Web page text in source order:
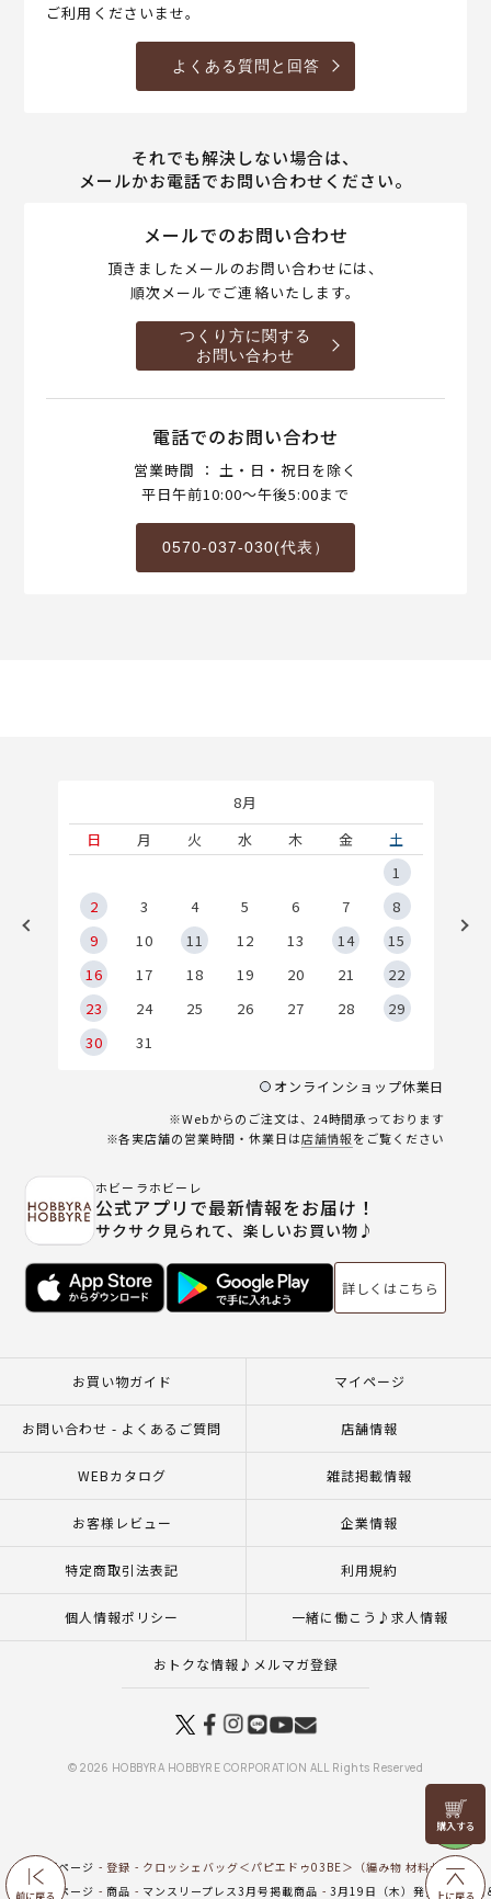
前に戻る
リリヤン
フェア
上に戻る
ご利用くださいませ。
よくある質問と回答
それでも解決しない場合は、
メールかお電話でお問い合わせください。
メールでのお問い合わせ
頂きましたメールのお問い合わせには、
順次メールでご連絡いたします。
つくり方に関する
お問い合わせ
電話でのお問い合わせ
営業時間 ： 土・日・祝日を除く
平日午前10:00～午後5:00まで
0570-037-030(代表）
8月
日
月 火 水 木 金
土
1
2
3 4 5 6 7
8
9
10 11 12 13 14
15
16
17 18 19 20 21
22
23
24 25 26 27 28
29
30
31
オンラインショップ休業日
※Webからのご注文は、24時間承っております
※各実店舗の営業時間・休業日は店舗情報をご覧ください
ホビーラホビーレ
公式アプリで最新情報をお届け！
サクサク見られて、楽しいお買い物♪
詳しくはこちら
お買い物ガイド マイページ
お問い合わせ - よくあるご質問 店舗情報
WEBカタログ 雑誌掲載情報
お客様レビュー 企業情報
特定商取引法表記 利用規約
個人情報ポリシー 一緒に働こう♪求人情報
おトクな情報♪メルマガ登録
© 2026 HOBBYRA HOBBYRE CORPORATION ALL Rights Reserved
トップページ 登録
クロッシェバッグ＜パピエドゥ03BE＞（編み物 材料セット）
トップページ
商品 マンスリープレス3月号掲載商品 3月19日（木）発売の新商品